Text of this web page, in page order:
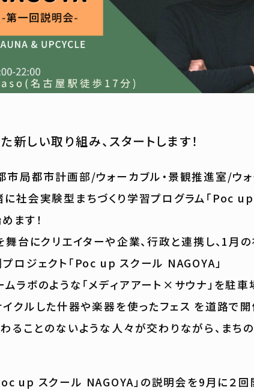
新しい取り組み、スタートします！
市局都市計画部/ウォーカブル・景観推進室/ウ
社会実験型まちづくり学習プログラム「Poc
ます！
舞台にクリエイターや企業、行政と連携し、1月
ロジェクト「Poc up スクール NAGOYA」
ラボのような「メディアアート×サウナ」を駐車
クルした什器や楽器を使ったフェス を道路で
ることのないような人々が交わりながら、まち
up スクール NAGOYA」の説明会を9月に２回